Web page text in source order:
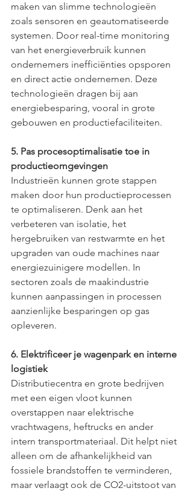
maken van slimme technologieën
zoals sensoren en geautomatiseerde
systemen. Door real-time monitoring
van het energieverbruik kunnen
ondernemers inefficiënties opsporen
en direct actie ondernemen. Deze
technologieën dragen bij aan
energiebesparing, vooral in grote
gebouwen en productiefaciliteiten.
5. Pas procesoptimalisatie toe in
productieomgevingen
Industrieën kunnen grote stappen
maken door hun productieprocessen
te optimaliseren. Denk aan het
verbeteren van isolatie, het
hergebruiken van restwarmte en het
upgraden van oude machines naar
energiezuinigere modellen. In
sectoren zoals de maakindustrie
kunnen aanpassingen in processen
aanzienlijke besparingen op gas
opleveren.
6. Elektrificeer je wagenpark en interne
logistiek
Distributiecentra en grote bedrijven
met een eigen vloot kunnen
overstappen naar elektrische
vrachtwagens, heftrucks en ander
intern transportmateriaal. Dit helpt niet
alleen om de afhankelijkheid van
fossiele brandstoffen te verminderen,
maar verlaagt ook de CO2-uitstoot van